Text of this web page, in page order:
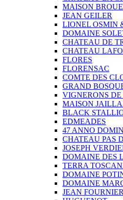
MAISON
JEAN GEILER
LIONEL OSMIN
DOMAINE
CHATEAU DE
CHATEAU
FLORES
FLORENSAC
COMTE DES
GRAND
VIGNERONS
MAISON
BLACK
EDMEADES
47 ANNO
CHATEAU PAS
JOSEPH
DOMAINE DES
TERRA
DOMAINE
DOMAINE
JEAN FOURNIER